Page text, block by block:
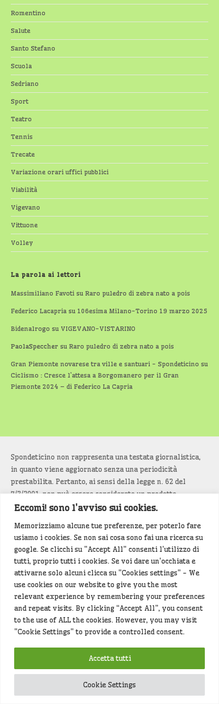
Eccomi! sono l'avviso sui cookies.
Memorizziamo alcune tue preferenze, per poterlo fare
usiamo i cookies. Se non sai cosa sono fai una ricerca su
google. Se clicchi su "Accept All" consenti l'utilizzo di
tutti, proprio tutti i cookies. Se voi dare un'occhiata e
attivarne solo alcuni clicca su "Cookies settings" - We
use cookies on our website to give you the most
relevant experience by remembering your preferences
and repeat visits. By clicking “Accept All”, you consent
to the use of ALL the cookies. However, you may visit
"Cookie Settings" to provide a controlled consent.
Cookie Settings
Accetta tutti
Romentino
Salute
Santo Stefano
Scuola
Sedriano
Sport
Teatro
Tennis
Trecate
Variazione orari uffici pubblici
Viabilità
Vigevano
Vittuone
Volley
La parola ai lettori
Massimiliano Favoti suRaro puledro di zebra nato a pois
Federico Lacapria su 106esima Milano-Torino 19 marzo 2025
Bidenalrogo su VIGEVANO-VISTARINO
PaolaSpeccher suRaro puledro di zebra nato a pois
Gran Piemonte novarese tra ville e santuari - Spondeticino su
Ciclismo : Cresce l’attesa a Borgomanero per il Gran
Piemonte 2024 – di Federico La Capria
Spondeticino non rappresenta una testata giornalistica,
in quanto viene aggiornato senza una periodicità
prestabilita. Pertanto, ai sensi della legge n. 62 del
7/3/2001, non può essere considerato un prodotto
editoriale.
Siamo attenti a non violare copyright e diritti
d’immagine. Se un contenuto è di tua proprietà e vuoi
richiederne la rimozionediccelo(<- clicca per inviarci un
messaggio).
Alcuni articoli sono generati in bozza rielaborando, con
l'intelligenza artificiale generativa, contenuti
provenienti da fonti istituzionali e altri siti di interesse
locale. Prima della pubblicazioni l'articolo viene
controllato dalla redazione.
Hey che fine fanno i miei dati (privacy policy)